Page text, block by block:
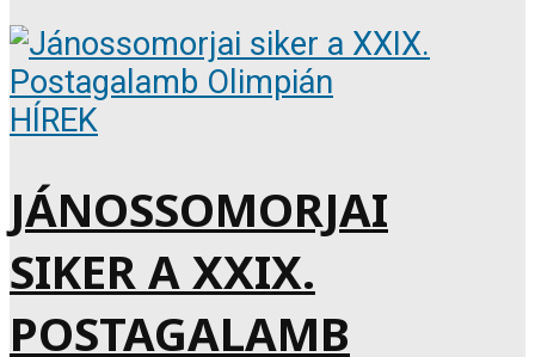
HÍREK
JÁNOSSOMORJAI
SIKER A XXIX.
POSTAGALAMB